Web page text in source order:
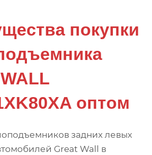
покупки
оптом
задних левых
Great Wall в